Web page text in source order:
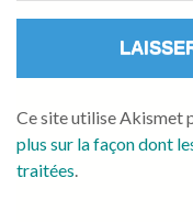
Ce site utilise Akismet
plus sur la façon dont
traitées.